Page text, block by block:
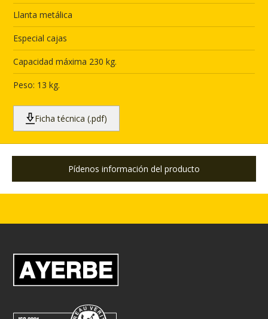
Llanta metálica
Especial cajas
Capacidad máxima 230 kg.
Peso: 13 kg.
Ficha técnica (.pdf)
Pídenos información del producto